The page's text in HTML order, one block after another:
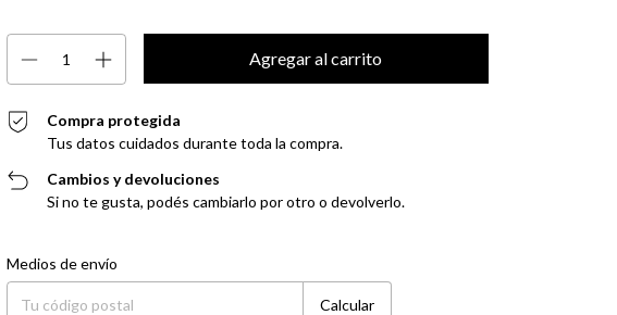
Compra protegida
Tus datos cuidados durante toda la compra.
Cambios y devoluciones
Si no te gusta, podés cambiarlo por otro o devolverlo.
Entregas para el CP:
Medios de envío
Calcular